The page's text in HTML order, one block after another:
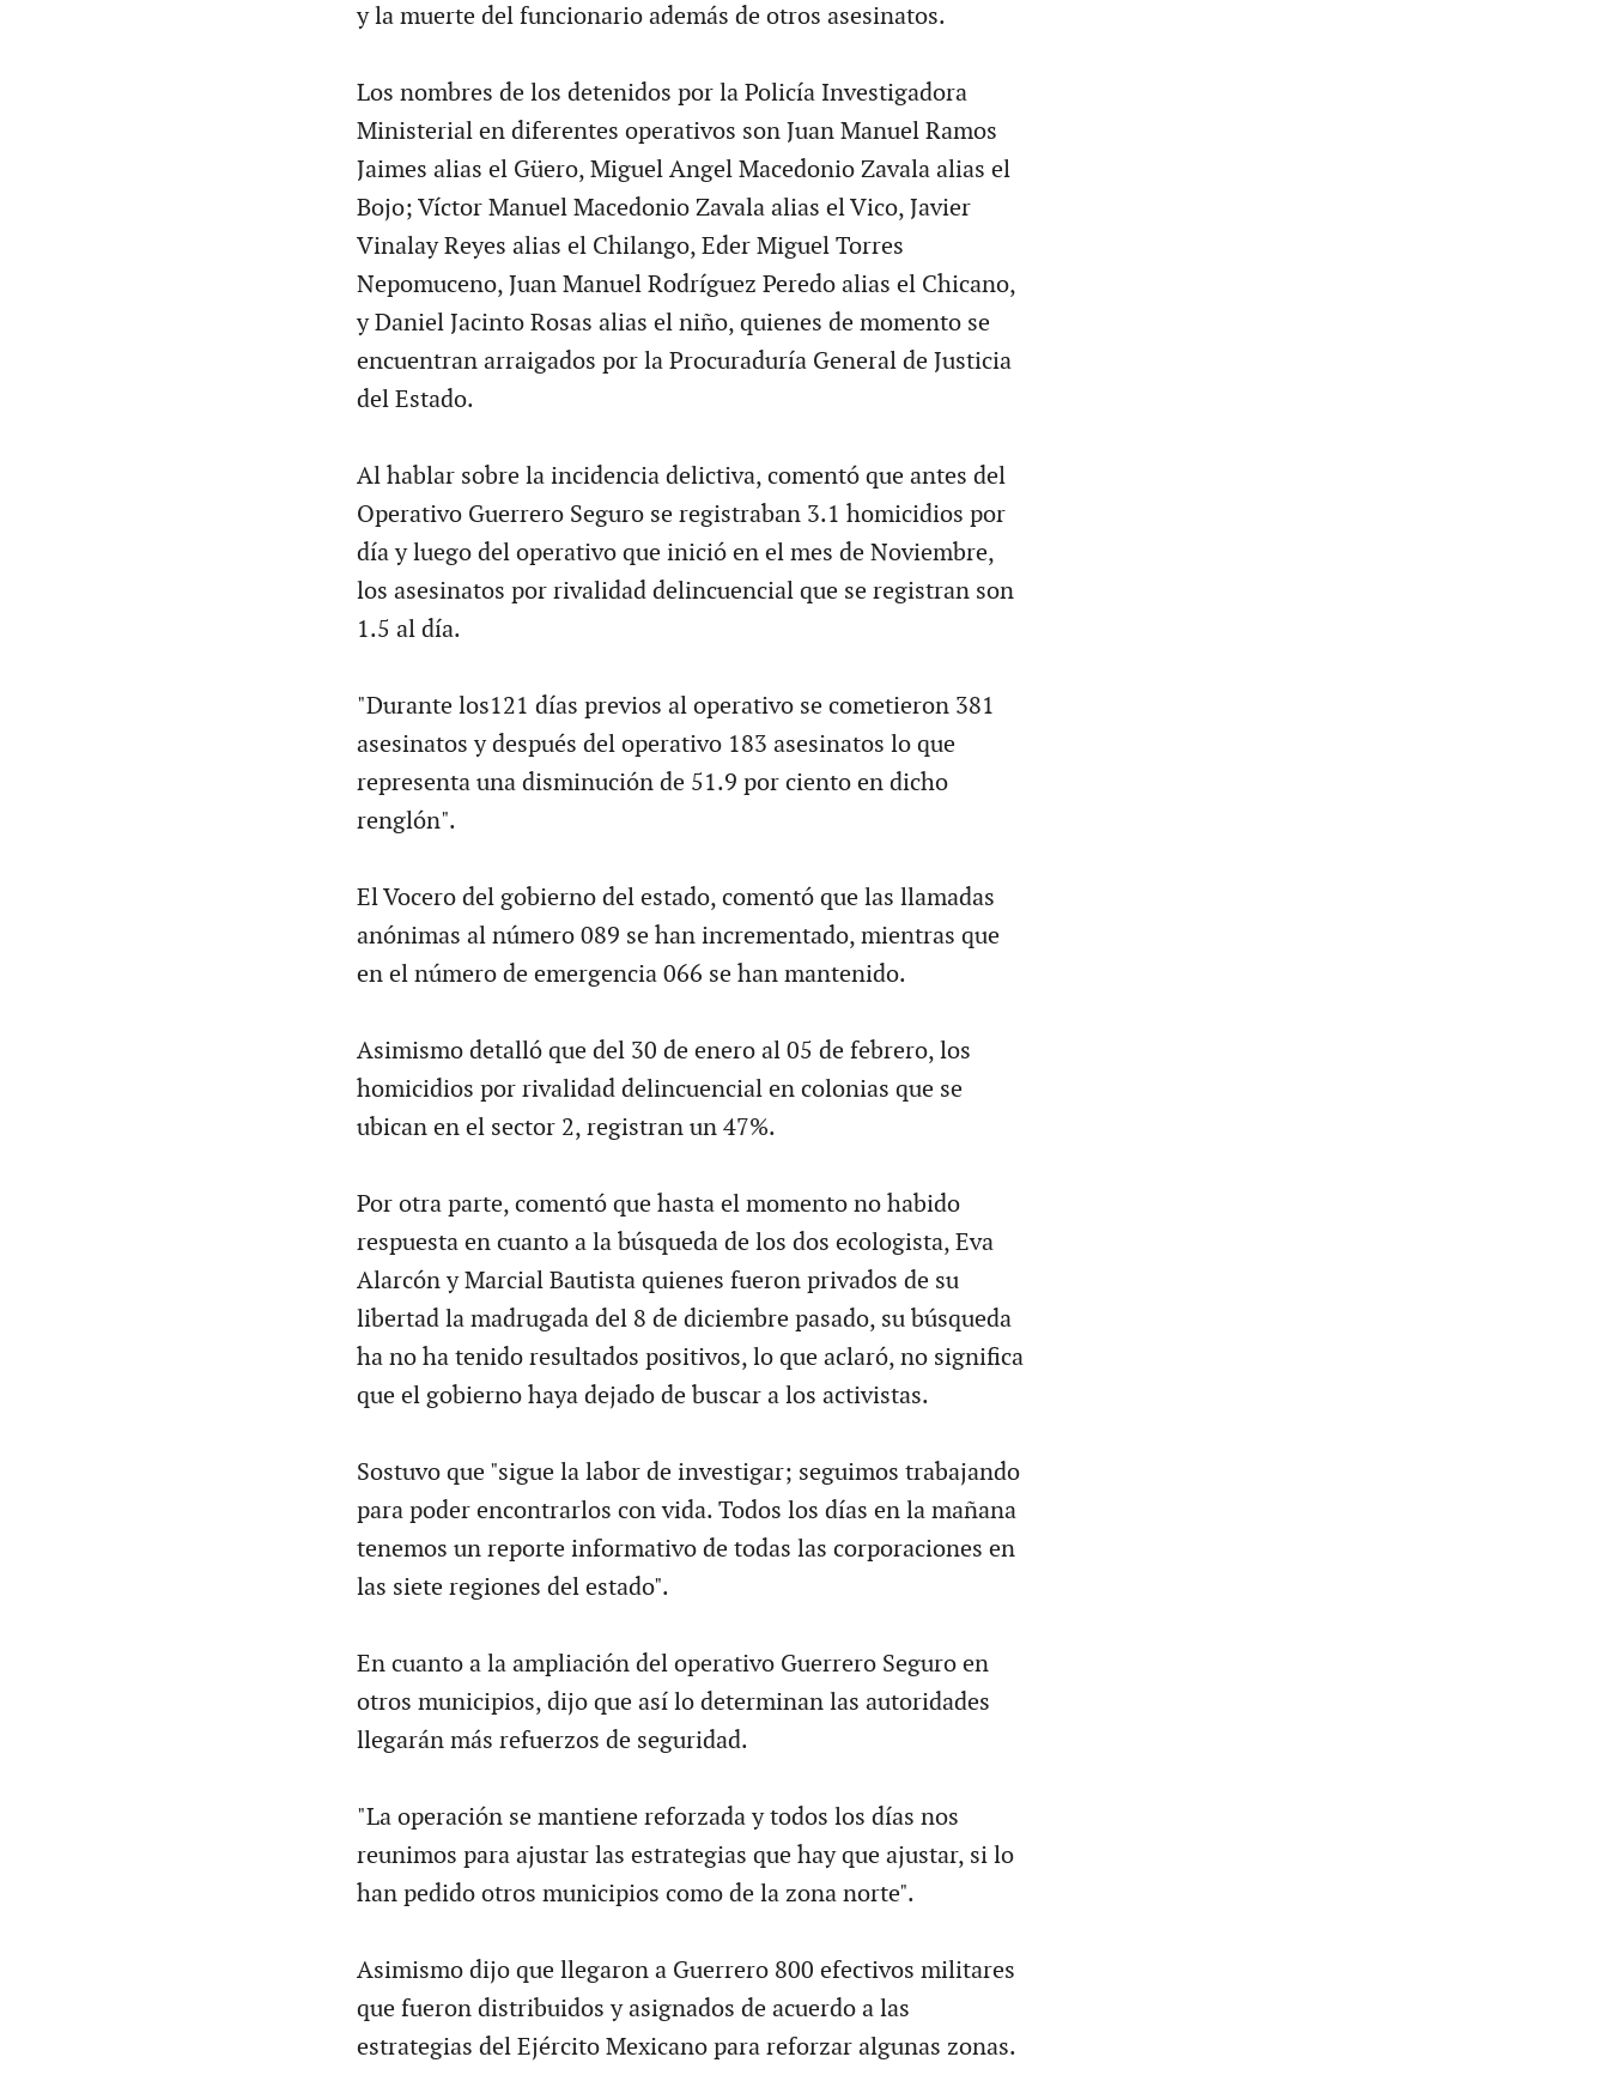
y la muerte del funcionario además de otros asesinatos.
Los nombres de los detenidos por la Policía Investigadora
Ministerial en diferentes operativos son Juan Manuel Ramos
Jaimes alias el Güero, Miguel Angel Macedonio Zavala alias el
Bojo; Víctor Manuel Macedonio Zavala alias el Vico, Javier
Vinalay Reyes alias el Chilango, Eder Miguel Torres
Nepomuceno, Juan Manuel Rodríguez Peredo alias el Chicano,
y Daniel Jacinto Rosas alias el niño, quienes de momento se
encuentran arraigados por la Procuraduría General de Justicia
del Estado.
Al hablar sobre la incidencia delictiva, comentó que antes del
Operativo Guerrero Seguro se registraban 3.1 homicidios por
día y luego del operativo que inició en el mes de Noviembre,
los asesinatos por rivalidad delincuencial que se registran son
1.5 al día.
"Durante los121 días previos al operativo se cometieron 381
asesinatos y después del operativo 183 asesinatos lo que
representa una disminución de 51.9 por ciento en dicho
renglón".
El Vocero del gobierno del estado, comentó que las llamadas
anónimas al número 089 se han incrementado, mientras que
en el número de emergencia 066 se han mantenido.
Asimismo detalló que del 30 de enero al 05 de febrero, los
homicidios por rivalidad delincuencial en colonias que se
ubican en el sector 2, registran un 47%.
Por otra parte, comentó que hasta el momento no habido
respuesta en cuanto a la búsqueda de los dos ecologista, Eva
Alarcón y Marcial Bautista quienes fueron privados de su
libertad la madrugada del 8 de diciembre pasado, su búsqueda
ha no ha tenido resultados positivos, lo que aclaró, no significa
que el gobierno haya dejado de buscar a los activistas.
Sostuvo que "sigue la labor de investigar; seguimos trabajando
para poder encontrarlos con vida. Todos los días en la mañana
tenemos un reporte informativo de todas las corporaciones en
las siete regiones del estado".
En cuanto a la ampliación del operativo Guerrero Seguro en
otros municipios, dijo que así lo determinan las autoridades
llegarán más refuerzos de seguridad.
"La operación se mantiene reforzada y todos los días nos
reunimos para ajustar las estrategias que hay que ajustar, si lo
han pedido otros municipios como de la zona norte".
Asimismo dijo que llegaron a Guerrero 800 efectivos militares
que fueron distribuidos y asignados de acuerdo a las
estrategias del Ejército Mexicano para reforzar algunas zonas.